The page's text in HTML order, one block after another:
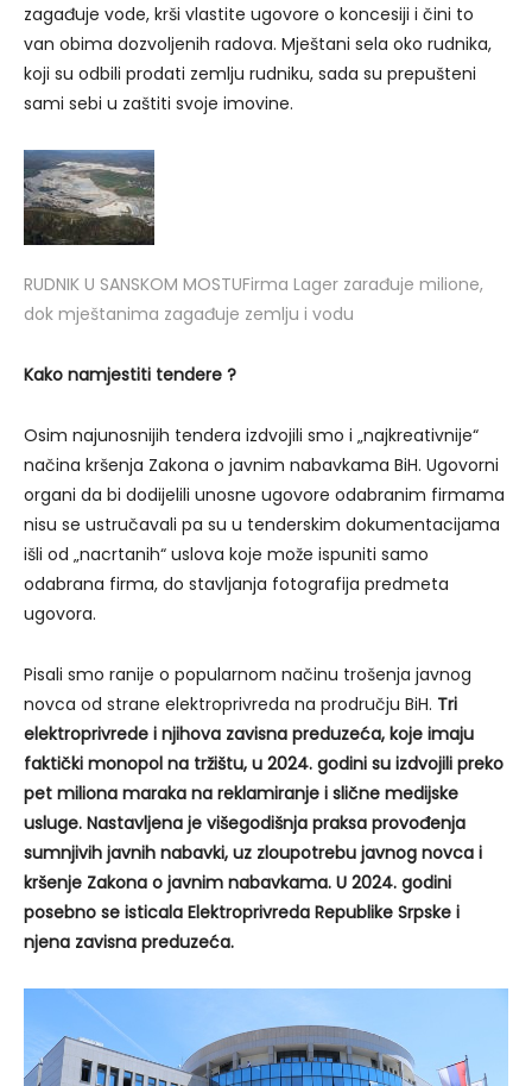
zagađuje vode, krši vlastite ugovore o koncesiji i čini to
van obima dozvoljenih radova. Mještani sela oko rudnika,
koji su odbili prodati zemlju rudniku, sada su prepušteni
sami sebi u zaštiti svoje imovine.
RUDNIK U SANSKOM MOSTUFirma Lager zarađuje milione,
dok mještanima zagađuje zemlju i vodu
Kako namjestiti tendere ?
Osim najunosnijih tendera izdvojili smo i „najkreativnije“
načina kršenja Zakona o javnim nabavkama BiH. Ugovorni
organi da bi dodijelili unosne ugovore odabranim firmama
nisu se ustručavali pa su u tenderskim dokumentacijama
išli od „nacrtanih“ uslova koje može ispuniti samo
odabrana firma, do stavljanja fotografija predmeta
ugovora.
Pisali smo ranije o popularnom načinu trošenja javnog
novca od strane elektroprivreda na prodručju BiH. Tri
elektroprivrede i njihova zavisna preduzeća, koje imaju
faktički monopol na tržištu, u 2024. godini su izdvojili preko
pet miliona maraka na reklamiranje i slične medijske
usluge. Nastavljena je višegodišnja praksa provođenja
sumnjivih javnih nabavki, uz zloupotrebu javnog novca i
kršenje Zakona o javnim nabavkama. U 2024. godini
posebno se isticala Elektroprivreda Republike Srpske i
njena zavisna preduzeća.